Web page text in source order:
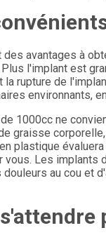
des avantages à
l'implant est
la rupture de
environnants,
1000cc ne
graisse
plastique
vous. Les implants
au cou et